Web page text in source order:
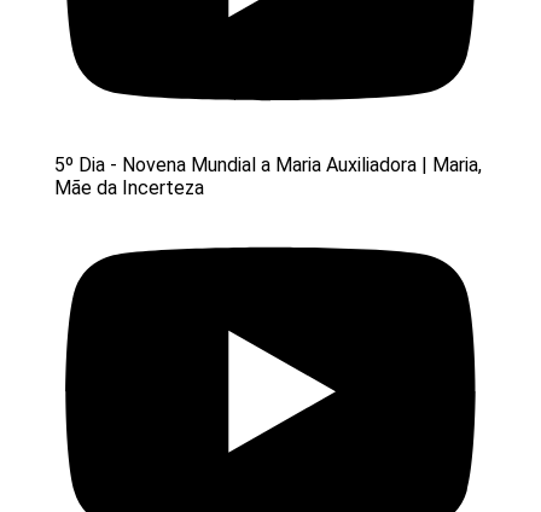
5º Dia - Novena Mundial a Maria Auxiliadora | Maria,
Mãe da Incerteza